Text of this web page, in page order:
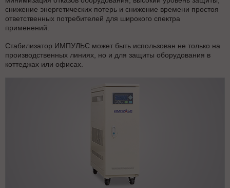
снижение энергетических потерь и снижение времени простоя
ответственных потребителей для широкого спектра
применений.
Стабилизатор ИМПУЛЬС может быть использован не только на
производственных линиях, но и для защиты оборудования в
коттеджах или офисах.